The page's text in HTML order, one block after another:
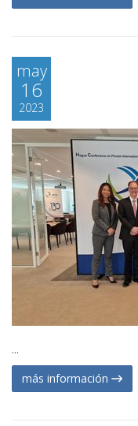
may
16
2023
...
más información